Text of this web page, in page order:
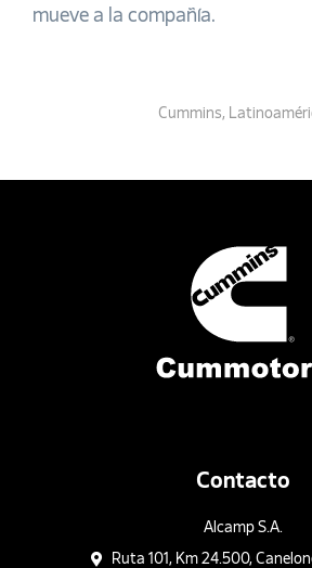
mueve a la compañía.
Cummins,
Contacto
Alcamp S.A.
Ruta 101, Km 24.500,